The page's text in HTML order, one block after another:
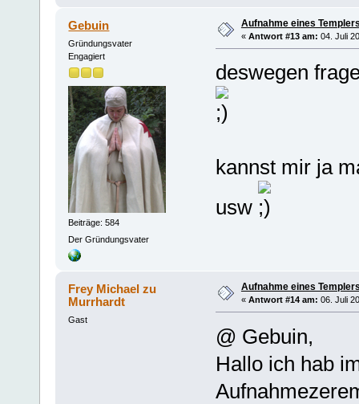
Gebuin
Gründungsvater
Engagiert
Beiträge: 584
Der Gründungsvater
Aufnahme eines
« Antwort #13 am: 04. Juli
deswegen
kannst mir ja
usw
Frey Michael zu
Murrhardt
Gast
Aufnahme eines
« Antwort #14 am: 06. Juli
@ Gebuin,
Hallo ich hab